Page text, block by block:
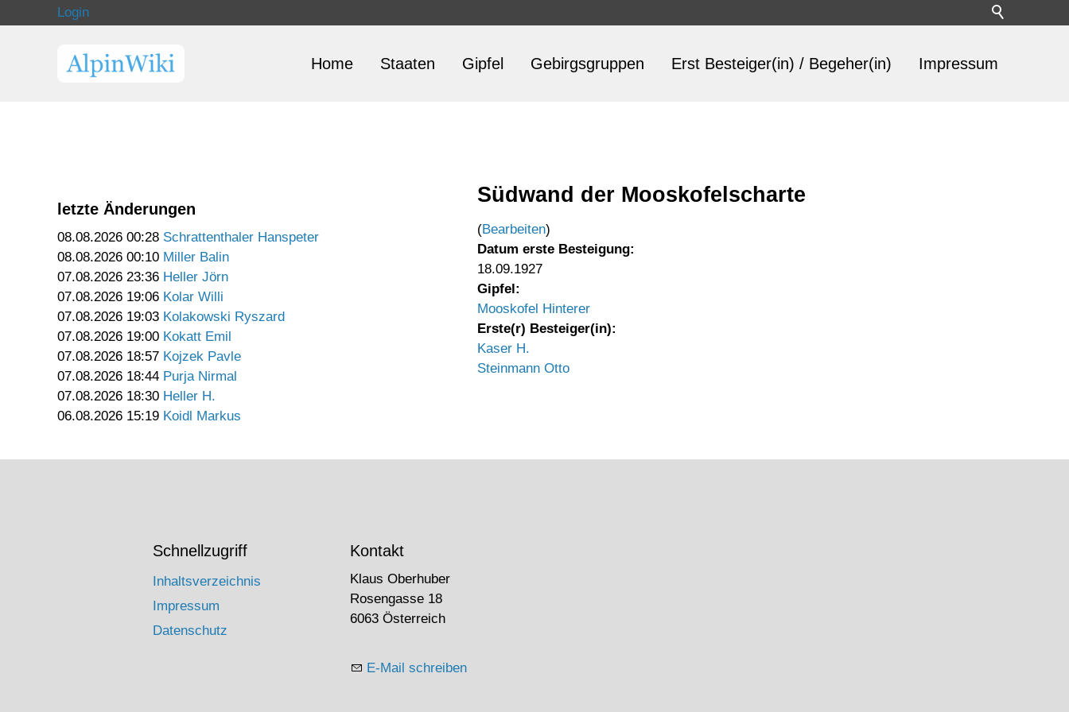
Login
Home Staaten Gipfel Gebirgsgruppen Erst Besteiger(in) / Begeher(in) Impressum
letzte Änderungen
08.08.2026 00:28 Schrattenthaler Hanspeter
08.08.2026 00:10 Miller Balin
07.08.2026 23:36 Heller Jörn
07.08.2026 19:06 Kolar Willi
07.08.2026 19:03 Kolakowski Ryszard
07.08.2026 19:00 Kokatt Emil
07.08.2026 18:57 Kojzek Pavle
07.08.2026 18:44 Purja Nirmal
07.08.2026 18:30 Heller H.
06.08.2026 15:19 Koidl Markus
Südwand der Mooskofelscharte
(Bearbeiten)
Datum erste Besteigung:
18.09.1927
Gipfel:
Mooskofel Hinterer
Erste(r) Besteiger(in):
Kaser H.
Steinmann Otto
Schnellzugriff
Inhaltsverzeichnis
Impressum
Datenschutz
Kontakt
Klaus Oberhuber
Rosengasse 18
6063 Österreich
E-Mail schreiben